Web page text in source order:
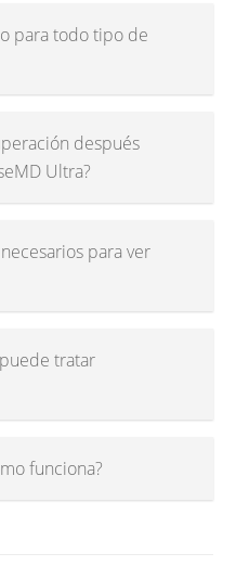
para todo tipo de
después
Ultra?
para ver
tratar
funciona?